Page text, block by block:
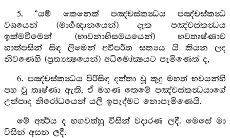
5. “යම් කෙනෙක් පඤ්චස්කන්‍ධය පඤ්චස්කන්‍ධ
වශයෙන් (මාර්‍ගඥානයෙන්) දැක පඤ්චස්කන්‍ධය
ඉක්මවීමෙන් (භාවනාභිසමයයෙන්) භවතෘෂ්ණාව
හාත්පසින් සිඳ ලීමෙන් අවිපරීත සත්‍යය යි කියන ලද
නිවණෙහි (ප්‍රත්‍යක්‍ෂයෙන්) අධිමෝක්‍ෂයට පැමිණෙත් ද,
6. පඤ්චස්කන්‍ධය පිරිසිඳ දත්තා වූ කුදු මහත් භවයන්හි
පහ වූ තෘෂ්ණා ඇති, ඒ මහණ තෙමේ පඤ්චස්කන්‍ධයාගේ
උත්පාද නිරෝධයෙන් යලි ඉපැද්මට නොපැමිණෙයි.
මේ අර්‍ත්‍ථය ද භගවත්හු විසින් වදාරණ ලදී. මෙසේ මා
විසින් අසන ලදී.